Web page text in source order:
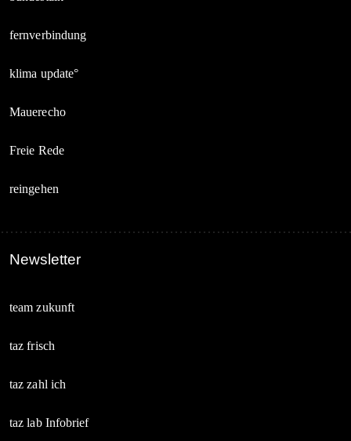
fernverbindung
klima update°
Mauerecho
Freie Rede
reingehen
Newsletter
team zukunft
taz frisch
taz zahl ich
taz lab Infobrief